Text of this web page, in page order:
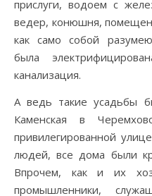
прислуги, водоем с
ведер, конюшня,
как само собой
была
канализация.
А ведь такие усадьбы
Каменская в
привилегированной
людей, все дома были
Впрочем, как и их
промышленники,